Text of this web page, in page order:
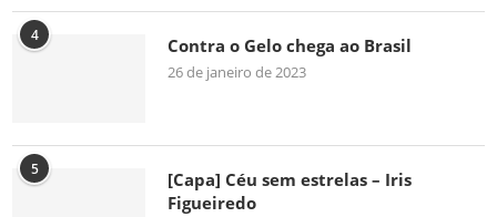
4 Contra o Gelo chega ao Brasil
26 de janeiro de 2023
5
[Capa] Céu sem estrelas – Iris
Figueiredo